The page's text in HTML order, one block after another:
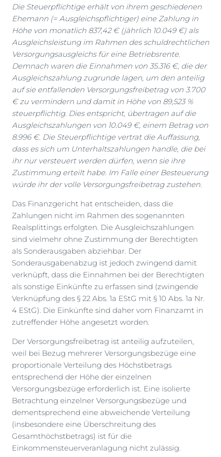
Die Steuerpflichtige erhält von ihrem geschiedenen
Ehemann (= Ausgleichspflichtiger) eine Zahlung in
Höhe von monatlich 837,42 € (jährlich 10.049 €) als
Ausgleichsleistung im Rahmen des schuldrechtlichen
Versorgungsausgleichs für eine Betriebsrente.
Demnach waren die Einnahmen von 35.316 €, die der
Ausgleichszahlung zugrunde lagen, um den anteilig
auf sie entfallenden Versorgungsfreibetrag von 3.700
€ zu vermindern und damit in Höhe von 89,523 %
steuerpflichtig. Dies entspricht, übertragen auf die
Ausgleichszahlungen von 10.049 €, einem Betrag von
8.996 €. Die Steuerpflichtige vertrat die Auffassung,
dass es sich um Unterhaltszahlungen handle, die bei
ihr nur versteuert werden dürfen, wenn sie ihre
Zustimmung erteilt habe. Im Falle einer Besteuerung
würde ihr der volle Versorgungsfreibetrag zustehen.
Das Finanzgericht hat entscheiden, dass die
Zahlungen nicht im Rahmen des sogenannten
Realsplittings erfolgten. Die Ausgleichszahlungen
sind vielmehr ohne Zustimmung der Berechtigten
als Sonderausgaben abziehbar. Der
Sonderausgabenabzug ist jedoch zwingend damit
verknüpft, dass die Einnahmen bei der Berechtigten
als sonstige Einkünfte zu erfassen sind (zwingende
Verknüpfung des § 22 Abs. 1a EStG mit § 10 Abs. 1a Nr.
4 EStG). Die Einkünfte sind daher vom Finanzamt in
zutreffender Höhe angesetzt worden.
Der Versorgungsfreibetrag ist anteilig aufzuteilen,
weil bei Bezug mehrerer Versorgungsbezüge eine
proportionale Verteilung des Höchstbetrags
entsprechend der Höhe der einzelnen
Versorgungsbezüge erforderlich ist. Eine isolierte
Betrachtung einzelner Versorgungsbezüge und
dementsprechend eine abweichende Verteilung
(insbesondere eine Überschreitung des
Gesamthöchstbetrags) ist für die
Einkommensteuerveranlagung nicht zulässig.